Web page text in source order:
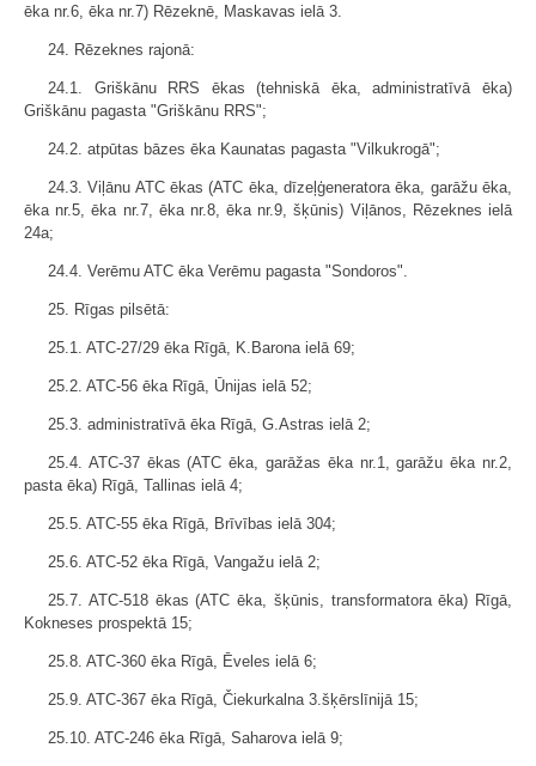
ēka nr.6, ēka nr.7) Rēzeknē, Maskavas ielā 3.
24. Rēzeknes rajonā:
24.1. Griškānu RRS ēkas (tehniskā ēka, administratīvā ēka)
Griškānu pagasta "Griškānu RRS";
24.2. atpūtas bāzes ēka Kaunatas pagasta "Vilkukrogā";
24.3. Viļānu ATC ēkas (ATC ēka, dīzeļģeneratora ēka, garāžu ēka,
ēka nr.5, ēka nr.7, ēka nr.8, ēka nr.9, šķūnis) Viļānos, Rēzeknes ielā
24a;
24.4. Verēmu ATC ēka Verēmu pagasta "Sondoros".
25. Rīgas pilsētā:
25.1. ATC-27/29 ēka Rīgā, K.Barona ielā 69;
25.2. ATC-56 ēka Rīgā, Ūnijas ielā 52;
25.3. administratīvā ēka Rīgā, G.Astras ielā 2;
25.4. ATC-37 ēkas (ATC ēka, garāžas ēka nr.1, garāžu ēka nr.2,
pasta ēka) Rīgā, Tallinas ielā 4;
25.5. ATC-55 ēka Rīgā, Brīvības ielā 304;
25.6. ATC-52 ēka Rīgā, Vangažu ielā 2;
25.7. ATC-518 ēkas (ATC ēka, šķūnis, transformatora ēka) Rīgā,
Kokneses prospektā 15;
25.8. ATC-360 ēka Rīgā, Ēveles ielā 6;
25.9. ATC-367 ēka Rīgā, Čiekurkalna 3.šķērslīnijā 15;
25.10. ATC-246 ēka Rīgā, Saharova ielā 9;